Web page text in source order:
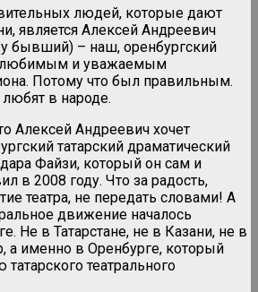
людей, которые дают
является Алексей Андреевич
бывший) – наш, оренбургский
любимым и уважаемым
Потому что был правильным.
в народе.
Алексей Андреевич хочет
татарский драматический
Файзи, который он сам и
в 2008 году. Что за радость,
театра, не передать словами! А
движение началось
Не в Татарстане, не в Казани, не в
а именно в Оренбурге, который
театрального